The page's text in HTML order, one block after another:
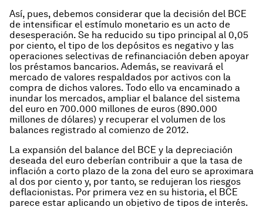
Así, pues, debemos considerar que la decisión del BCE
de intensificar el estímulo monetario es un acto de
desesperación. Se ha reducido su tipo principal al 0,05
por ciento, el tipo de los depósitos es negativo y las
operaciones selectivas de refinanciación deben apoyar
los préstamos bancarios. Además, se reavivará el
mercado de valores respaldados por activos con la
compra de dichos valores. Todo ello va encaminado a
inundar los mercados, ampliar el balance del sistema
del euro en 700.000 millones de euros (890.000
millones de dólares) y recuperar el volumen de los
balances registrado al comienzo de 2012.
La expansión del balance del BCE y la depreciación
deseada del euro deberían contribuir a que la tasa de
inflación a corto plazo de la zona del euro se aproximara
al dos por ciento y, por tanto, se redujeran los riesgos
deflacionistas. Por primera vez en su historia, el BCE
parece estar aplicando un objetivo de tipos de interés.